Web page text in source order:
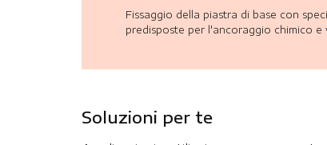
Fissaggio della piastra di base con
predisposte per l'ancoraggio chimico e
Soluzioni per te